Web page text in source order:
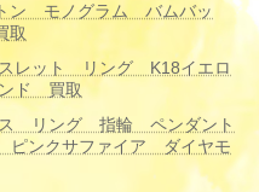
ン モノグラム バムバッ
取
レット リング K18イエロ
ド 買取
リング 指輪 ペンダント
ンクサファイア ダイヤモ